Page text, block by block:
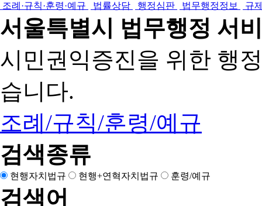
조례·규칙·훈령·예규 법률상담 행정심판 법무행정정보 규
서울특별시 법무행정 서
시민권익증진을 위한 행
습니다.
조례/규칙/훈령/예규
검색종류
현행자치법규 현행+연혁자치법규 훈령/예규
검색어